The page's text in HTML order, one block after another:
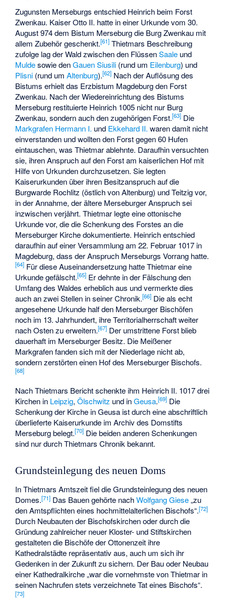
Zugunsten Merseburgs entschied Heinrich beim Forst
Zwenkau. Kaiser Otto II. hatte in einer Urkunde vom 30.
August 974 dem Bistum Merseburg die Burg Zwenkau mit
allem Zubehör geschenkt.[61] Thietmars Beschreibung
zufolge lag der Wald zwischen den FlüssenSaale und
Muldesowie denGauen Siusili (rund um Eilenburg) und
Plisni (rund umAltenburg).[62] Nach der Auflösung des
Bistums erhielt das Erzbistum Magdeburg den Forst
Zwenkau. Nach der Wiedereinrichtung des Bistums
Merseburg restituierte Heinrich 1005 nicht nur Burg
Zwenkau, sondern auch den zugehörigen Forst.[63] Die
Markgrafen Hermann I. und Ekkehard II. waren damit nicht
einverstanden und wollten den Forst gegen 60 Hufen
eintauschen, was Thietmar ablehnte. Daraufhin versuchten
sie, ihren Anspruch auf den Forst am kaiserlichen Hof mit
Hilfe von Urkunden durchzusetzen. Sie legten
Kaiserurkunden über ihren Besitzanspruch auf die
Burgwarde Rochlitz (östlich von Altenburg) und Teitzig vor,
in der Annahme, der ältere Merseburger Anspruch sei
inzwischen verjährt. Thietmar legte eine ottonische
Urkunde vor, die die Schenkung des Forstes an die
Merseburger Kirche dokumentierte. Heinrich entschied
daraufhin auf einer Versammlung am 22. Februar 1017 in
Magdeburg, dass der Anspruch Merseburgs Vorrang hatte.
[64] Für diese Auseinandersetzung hatte Thietmar eine
Urkunde gefälscht.[65] Er dehnte in der Fälschung den
Umfang des Waldes erheblich aus und vermerkte dies
auch an zwei Stellen in seiner Chronik.[66] Die als echt
angesehene Urkunde half den Merseburger Bischöfen
noch im 13. Jahrhundert, ihre Territorialherrschaft weiter
nach Osten zu erweitern.[67] Der umstrittene Forst blieb
dauerhaft im Merseburger Besitz. Die Meißener
Markgrafen fanden sich mit der Niederlage nicht ab,
sondern zerstörten einen Hof des Merseburger Bischofs.
[68]
Nach Thietmars Bericht schenkte ihm Heinrich II. 1017 drei
Kirchen in Leipzig,Ölschwitz und inGeusa.[69] Die
Schenkung der Kirche in Geusa ist durch eine abschriftlich
überlieferte Kaiserurkunde im Archiv des Domstifts
Merseburg belegt.[70] Die beiden anderen Schenkungen
sind nur durch Thietmars Chronik bekannt.
Grundsteinlegung des neuen Doms
In Thietmars Amtszeit fiel die Grundsteinlegung des neuen
Domes.[71] Das Bauen gehörte nachWolfgang Giese„zu
den Amtspflichten eines hochmittelalterlichen Bischofs“.[72]
Durch Neubauten der Bischofskirchen oder durch die
Gründung zahlreicher neuer Kloster- und Stiftskirchen
gestalteten die Bischöfe der Ottonenzeit ihre
Kathedralstädte repräsentativ aus, auch um sich ihr
Gedenken in der Zukunft zu sichern. Der Bau oder Neubau
einer Kathedralkirche „war die vornehmste von Thietmar in
seinen Nachrufen stets verzeichnete Tat eines Bischofs“.
[73]